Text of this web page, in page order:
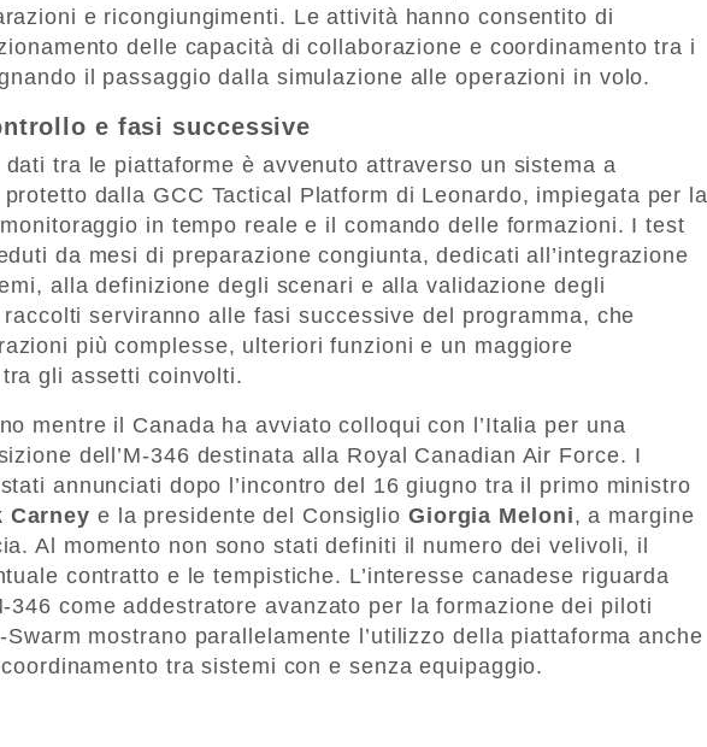
e ricongiungimenti. Le attività hanno consentito di
delle capacità di collaborazione e coordinamento tra i
il passaggio dalla simulazione alle operazioni in volo.
e fasi successive
dati tra le piattaforme è avvenuto attraverso un sistema a
dalla GCC Tactical Platform di Leonardo, impiegata per la
in tempo reale e il comando delle formazioni. I test
da mesi di preparazione congiunta, dedicati all’integrazione
alla definizione degli scenari e alla validazione degli
serviranno alle fasi successive del programma, che
più complesse, ulteriori funzioni e un maggiore
gli assetti coinvolti.
mentre il Canada ha avviato colloqui con l’Italia per una
dell’M-346 destinata alla Royal Canadian Air Force. I
annunciati dopo l’incontro del 16 giugno tra il primo ministro
Carney e la presidente del Consiglio Giorgia Meloni, a margine
Al momento non sono stati definiti il numero dei velivoli, il
contratto e le tempistiche. L’interesse canadese riguarda
346 come addestratore avanzato per la formazione dei piloti
mostrano parallelamente l’utilizzo della piattaforma anche
tra sistemi con e senza equipaggio.